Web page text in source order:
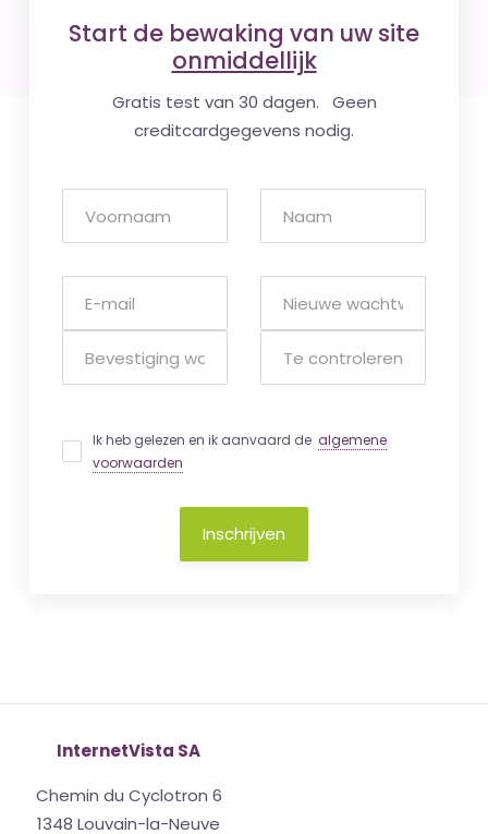
Start de bewaking van uw site
onmiddellijk
Gratis test van 30 dagen. Geen
creditcardgegevens nodig.
Ik heb gelezen en ik aanvaard de algemene
voorwaarden
Inschrijven
InternetVista SA
Chemin du Cyclotron 6
1348 Louvain-la-Neuve